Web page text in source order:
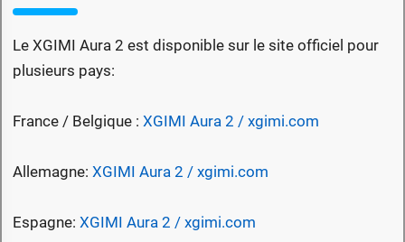
Le XGIMI Aura 2 est disponible sur le site officiel pour
plusieurs pays:
France / Belgique : XGIMI Aura 2 / xgimi.com
Allemagne: XGIMI Aura 2 / xgimi.com
Espagne: XGIMI Aura 2 / xgimi.com